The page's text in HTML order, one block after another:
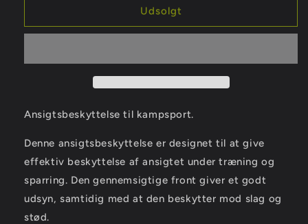
Udsolgt
Ansigtsbeskyttelse til kampsport.
Denne ansigtsbeskyttelse er designet til at give
effektiv beskyttelse af ansigtet under træning og
sparring. Den gennemsigtige front giver et godt
udsyn, samtidig med at den beskytter mod slag og
stød.